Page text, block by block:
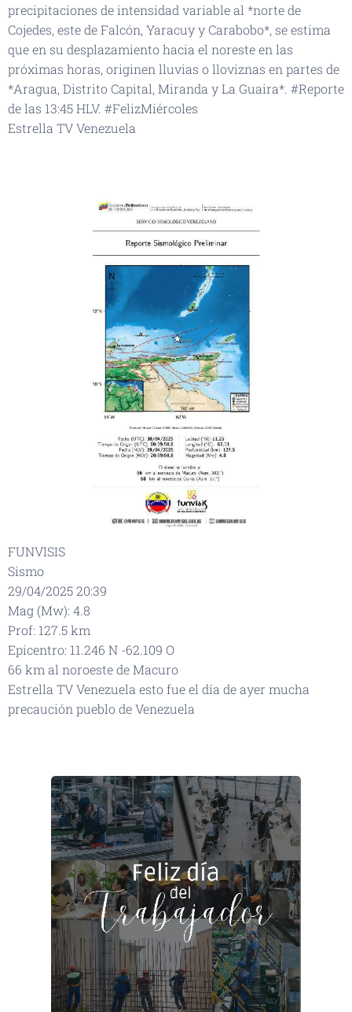
precipitaciones de intensidad variable al *norte de
Cojedes, este de Falcón, Yaracuy y Carabobo*, se estima
que en su desplazamiento hacia el noreste en las
próximas horas, originen lluvias o lloviznas en partes de
*Aragua, Distrito Capital, Miranda y La Guaira*. #Reporte
de las 13:45 HLV. #FelizMiércoles
Estrella TV Venezuela
FUNVISIS
Sismo
29/04/2025 20:39
Mag (Mw): 4.8
Prof: 127.5 km
Epicentro: 11.246 N -62.109 O
66 km al noroeste de Macuro
Estrella TV Venezuela esto fue el día de ayer mucha
precaución pueblo de Venezuela